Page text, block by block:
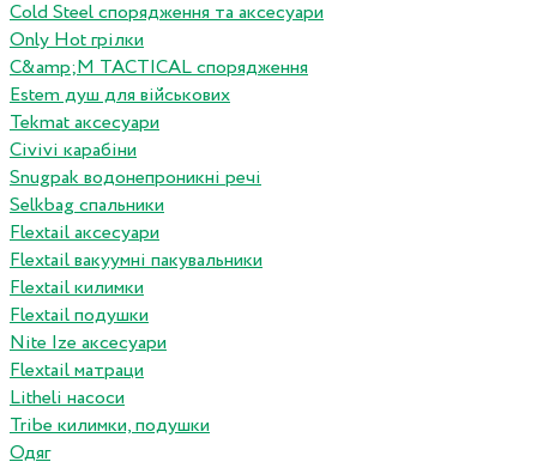
Cold Steel спорядження та аксесуари
Only Hot грілки
C&amp;M TACTICAL спорядження
Estem душ для військових
Tekmat аксесуари
Сivivi карабіни
Snugpak водонепроникні речі
Selkbag спальники
Flextail аксесуари
Flextail вакуумні пакувальники
Flextail килимки
Flextail подушки
Nite Ize аксесуари
Flextail матраци
Litheli насоси
Tribe килимки, подушки
Одяг